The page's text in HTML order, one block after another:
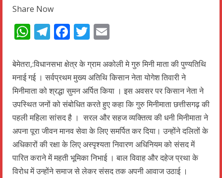
Share Now
WhatsApp
Telegram
Facebook
Twitter
बेमेतरा,:विधानसभा क्षेत्र के ग्राम अकोली मे गुरु मिनी माता की पुण्यतिथि
मनाई गई । सर्वप्रथम मुख्य अतिथि किसान नेता योगेश तिवारी ने
मिनीमाता को श्रद्धा सुमन अर्पित किया । इस अवसर पर किसान नेता ने
उपस्थित जनों को संबोधित करते हुए कहा कि गुरु मिनीमाता छत्तीसगढ़ की
पहली महिला सांसद है । सरल और सहज व्यक्तित्व की धनी मिनीमाता ने
अपना पूरा जीवन मानव सेवा के लिए समर्पित कर दिया। उन्होंने दलितों के
अधिकारों की रक्षा के लिए अस्पृश्यता निवारण अधिनियम को संसद में
पारित कराने में महती भूमिका निभाई । बाल विवाह और दहेज प्रथा के
विरोध में उन्होंने समाज से लेकर संसद तक अपनी आवाज उठाई ।